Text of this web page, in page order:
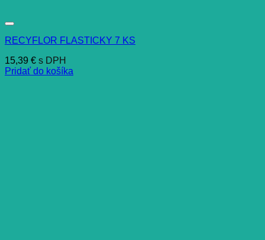
RECYFLOR FLASTICKY 7 KS
15,39 € s DPH
Pridať do košíka